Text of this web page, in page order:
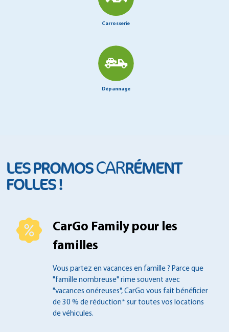
Carrosserie
Dépannage
LES PROMOSCARRÉMENT
FOLLES !
CarGo Family pour les
familles
Vous partez en vacances en famille ? Parce que
"famille nombreuse" rime souvent avec
"vacances onéreuses", CarGo vous fait bénéficier
de 30 % de réduction* sur toutes vos locations
de véhicules.